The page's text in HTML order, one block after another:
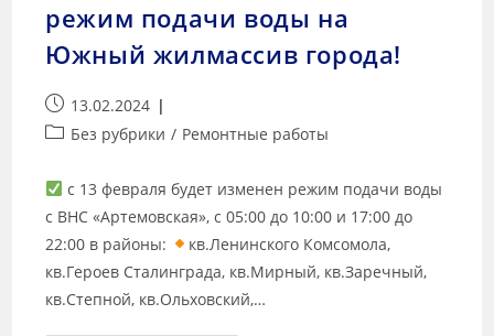
режим подачи воды на
Южный жилмассив города!
13.02.2024
Без рубрики / Ремонтные работы
с 13 февраля будет изменен режим подачи воды
с ВНС «Артемовская», с 05:00 до 10:00 и 17:00 до
22:00 в районы:
кв.Ленинского Комсомола,
кв.Героев Сталинграда, кв.Мирный, кв.Заречный,
кв.Степной, кв.Ольховский,…